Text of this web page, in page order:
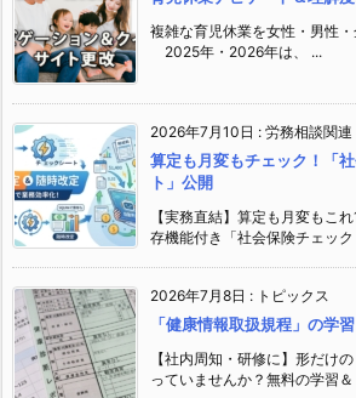
複雑な育児休業を女性・男性
2025年・2026年は、 ...
2026年7月10日 : 労務相談関連
算定も月変もチェック！「
ト」公開
【実務直結】算定も月変もこ
存機能付き「社会保険チェック
2026年7月8日 : トピックス
「健康情報取扱規程」の学
【社内周知・研修に】形だけ
っていませんか？無料の学習＆